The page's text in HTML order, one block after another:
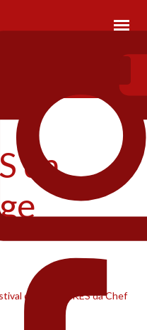
da
de CUPCAKES da Chef